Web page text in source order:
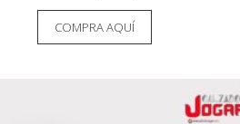
COMPRA AQUÍ